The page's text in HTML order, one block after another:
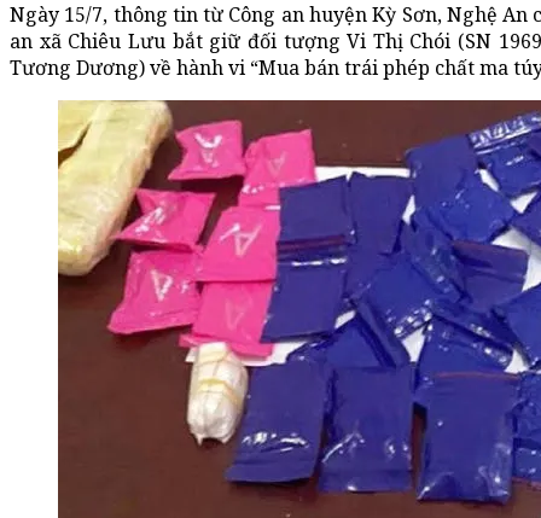
Ngày 15/7, thông tin từ Công an huyện Kỳ Sơn, Nghệ
an xã Chiêu Lưu bắt giữ đối tượng Vi Thị Chói (SN
Tương Dương) về hành vi “Mua bán trái phép chất ma